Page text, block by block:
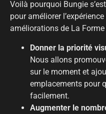
Voilà pourquoi Bungie
pour améliorer
améliorations de La Forme
Donner la priorité
Nous allons
sur le moment et
emplacements pour
facilement.
Augmenter le